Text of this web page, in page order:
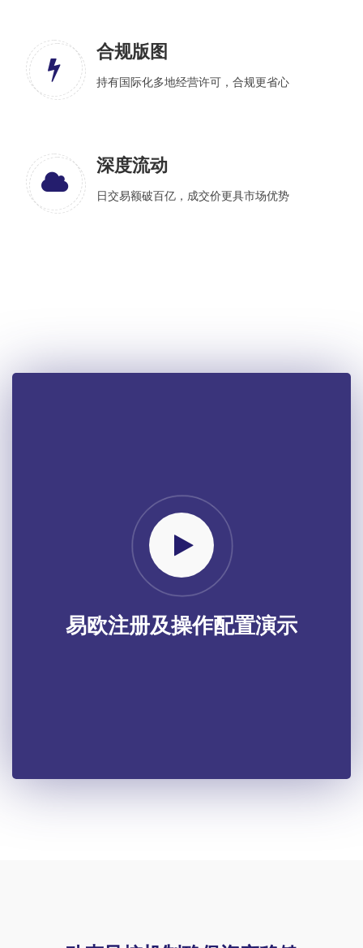
合规版图
持有国际化多地经营许可，合规更省心
深度流动
日交易额破百亿，成交价更具市场优势
易欧注册及操作配置演示